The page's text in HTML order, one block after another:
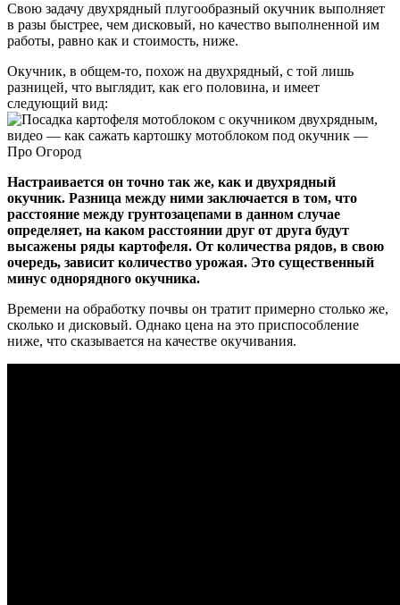
Свою задачу двухрядный плугообразный окучник выполняет
в разы быстрее, чем дисковый, но качество выполненной им
работы, равно как и стоимость, ниже.
Окучник, в общем-то, похож на двухрядный, с той лишь
разницей, что выглядит, как его половина, и имеет
следующий вид:
Настраивается он точно так же, как и двухрядный
окучник. Разница между ними заключается в том, что
расстояние между грунтозацепами в данном случае
определяет, на каком расстоянии друг от друга будут
высажены ряды картофеля. От количества рядов, в свою
очередь, зависит количество урожая. Это существенный
минус однорядного окучника.
Времени на обработку почвы он тратит примерно столько же,
сколько и дисковый. Однако цена на это приспособление
ниже, что сказывается на качестве окучивания.